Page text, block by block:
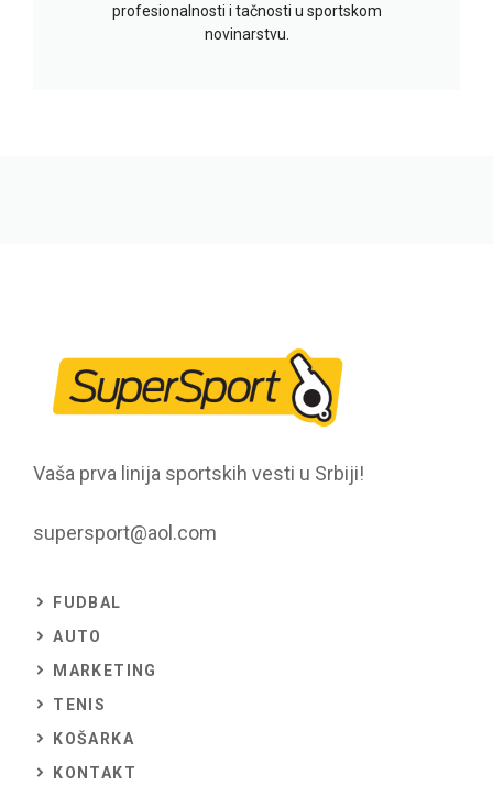
profesionalnosti i tačnosti u sportskom
novinarstvu.
Vaša prva linija sportskih vesti u Srbiji!
supersport@aol.com
FUDBAL
AUTO
MARKETING
TENIS
KOŠARKA
KONTAKT